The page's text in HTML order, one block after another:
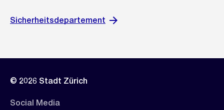
Sicherheitsdepartement
© 2026 Stadt Zürich
Social Media